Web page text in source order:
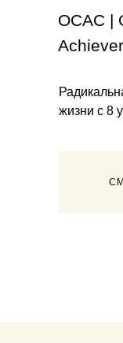
жизни с 8
OCAC |